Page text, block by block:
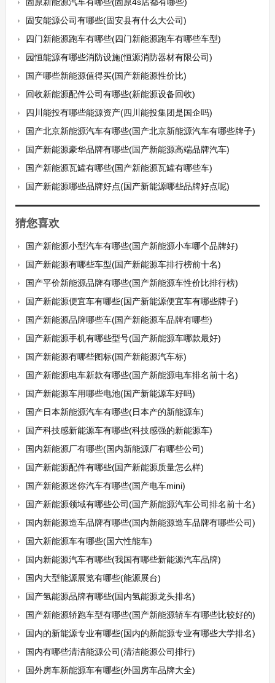
固安能源公司有哪些(固安县有什么大公司)
四门新能源跑车有哪些(四门新能源跑车有哪些车型)
园恒能源有哪些消防设施(恒源消防器材有限公司)
国产哪些新能源值得买(国产新能源性价比)
回收新能源配件公司有哪些(新能源设备回收)
四川能投有哪些能源资产(四川能投集团是国企吗)
国产北京新能源汽车有哪些(国产北京新能源汽车有哪些牌子)
国产新能源豪华品牌有哪些(国产新能源高端品牌汽车)
国产新能源瓦罐有哪些(国产新能源瓦罐有哪些车)
国产新能源哪些品牌好点(国产新能源哪些品牌好点呢)
猜您喜欢
国产新能源小型汽车有哪些(国产新能源小车哪个品牌好)
国产新能源有哪些车型(国产新能源车排行榜前十名)
国产平价新能源品牌有哪些(国产新能源车性价比排行榜)
国产新能源便宜车有哪些(国产新能源便宜车有哪些牌子)
国产新能源品牌哪些车(国产新能源车品牌有哪些)
国产新能源手机有哪些型号(国产新能源车哪款最好)
国产新能源有哪些图标(国产新能源汽车标)
国产新能源电车新款有哪些(国产新能源电车排名前十名)
国产新能源车用哪些电池(国产新能源车好吗)
国产日本新能源汽车有哪些(日本产的新能源车)
国产科技感新能源车有哪些(科技感强的新能源车)
国内新能源厂有哪些(国内新能源厂有哪些公司)
国产新能源配件有哪些(国产新能源质量怎么样)
国产新能源迷你汽车有哪些(国产电车mini)
国产新能源领域有哪些公司(国产新能源汽车公司排名前十名)
国内新能源造车品牌有哪些(国内新能源造车品牌有哪些公司)
国六新能源车有哪些(国六性能车)
国内新能源汽车有哪些(我国有哪些新能源汽车品牌)
国内大型能源展览有哪些(能源展台)
国产氢能源品牌有哪些(国内氢能源龙头排名)
国产新能源轿跑车型有哪些(国产新能源轿车有哪些比较好的)
国内的新能源专业有哪些(国内的新能源专业有哪些大学排名)
国内有哪些清洁能源公司(清洁能源公司排行)
国外房车新能源车有哪些(外国房车品牌大全)